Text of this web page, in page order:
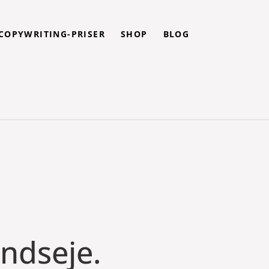
PRISER SHOP BLOG
.